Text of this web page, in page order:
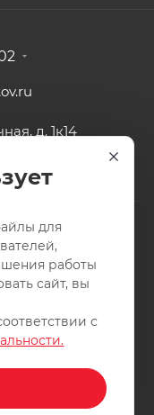
д. 1к14
товаров
офертой. Все права
и фотографий
для
работы
сайт, вы
с